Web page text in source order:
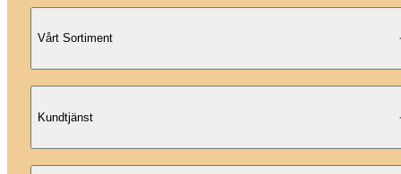
Vårt Sortiment
Kundtjänst